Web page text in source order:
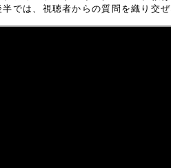
では、視聴者からの質問を織り交